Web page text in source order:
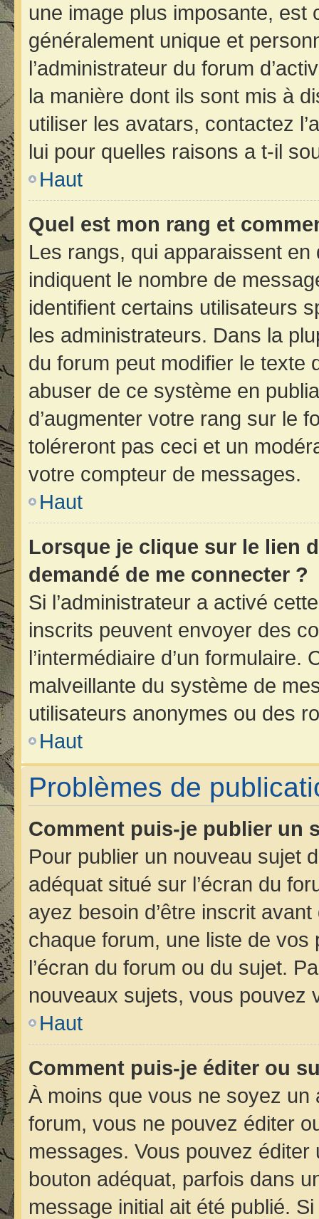
une image plus imposante, est
généralement unique et
l’administrateur du forum
la manière dont ils sont mis à
utiliser les avatars, contactez
lui pour quelles raisons a t-il
Haut
Quel est mon rang et
Les rangs, qui apparaissent en
indiquent le nombre de
identifient certains utilisateurs
les administrateurs. Dans la
du forum peut modifier le texte
abuser de ce système en
d’augmenter votre rang sur le
toléreront pas ceci et un
votre compteur de messages.
Haut
Lorsque je clique sur le lien
demandé de me connecter ?
Si l’administrateur a activé
inscrits peuvent envoyer des
l’intermédiaire d’un
malveillante du système de
utilisateurs anonymes ou des
Haut
Problèmes de
Comment puis-je publier un
Pour publier un nouveau sujet
adéquat situé sur l’écran du
ayez besoin d’être inscrit
chaque forum, une liste de
l’écran du forum ou du sujet.
nouveaux sujets, vous pouvez
Haut
Comment puis-je éditer ou
À moins que vous ne soyez
forum, vous ne pouvez éditer
messages. Vous pouvez
bouton adéquat, parfois dans
message initial ait été publié.